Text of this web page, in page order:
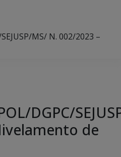
MS/ N. 002/2023 –
DGPC/
de